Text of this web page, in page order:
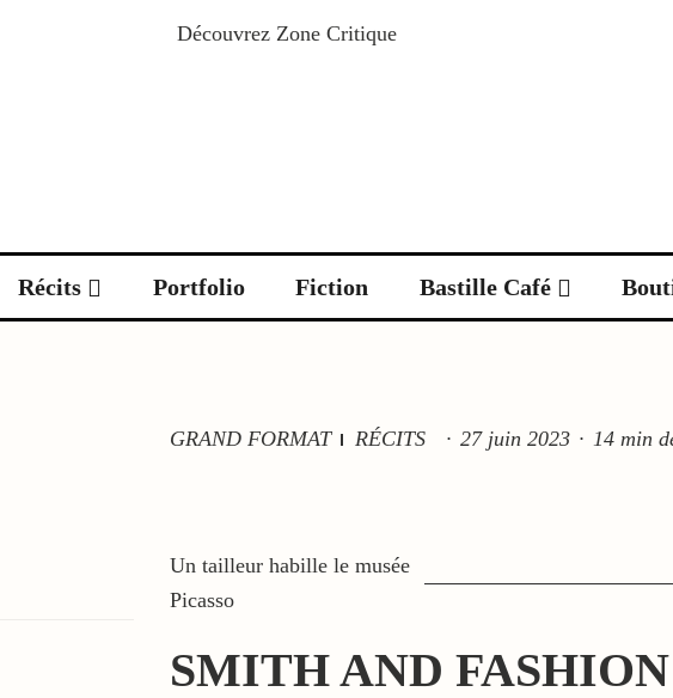
Découvrez Zone Critique
Récits Portfolio Fiction Bastille Café
GRAND FORMAT RÉCITS · 27 juin 2023 · 14 min
Un tailleur habille le musée
Picasso
SMITH AND FASHION